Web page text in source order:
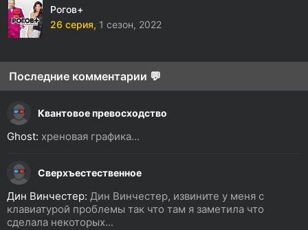
Рогов+
26 серия, 1 сезон, 2022
Последние комментарии 💬
Квантовое превосходство
Ghost: хреновая графика...
Сверхъестественное
Дин Винчестер: Дин Винчестер, извините у меня с
клавиатурой проблемы так что там я заметила что
сделала некоторых...